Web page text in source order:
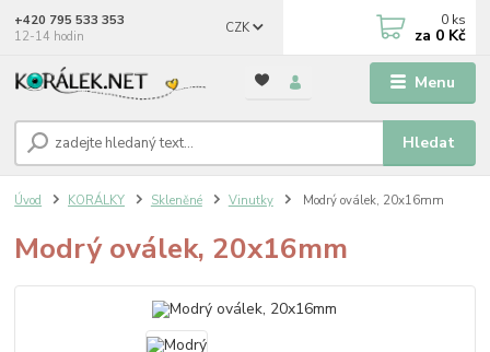
Menu
CZK
Hledat
+420 795 533 353
12-14 hodin
0 ks
za 0 Kč
Úvod KORÁLKY Skleněné Vinutky Modrý oválek, 20x16mm
Modrý oválek, 20x16mm